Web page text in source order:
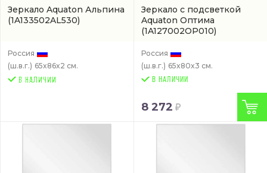
Зеркало Aquaton Альпина
(1A133502AL530)
Россия
(ш.в.г.) 65x86x2 см.
Зеркало с подсветкой
Aquaton Оптима
(1A127002OP010)
Россия
(ш.в.г.) 65x80x3 см.
В НАЛИЧИИ
8 272